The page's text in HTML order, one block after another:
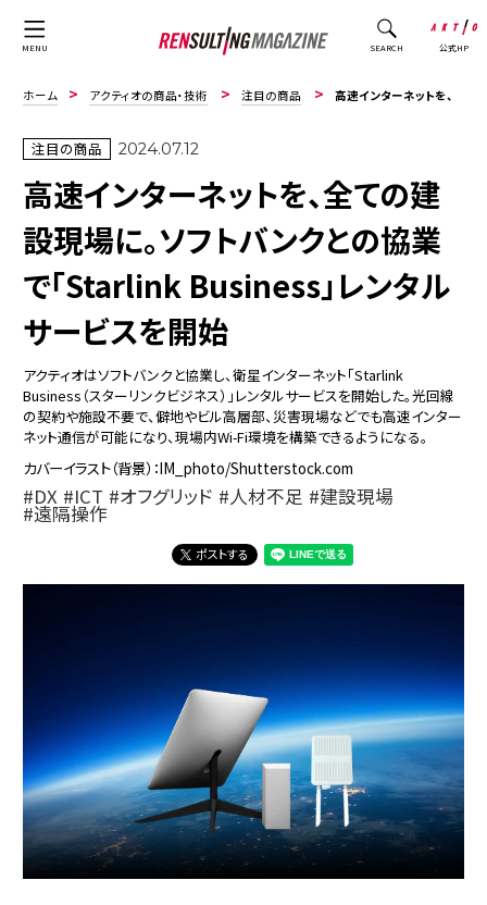
MENU SEARCH 公式HP
ホーム アクティオの商品・技術 注目の商品 高速インターネットを、全ての建設現場に。ソフトバンクとの協業で「Starlink Busine...
注目の商品 2024.07.12
高速インターネットを、全ての建
設現場に。ソフトバンクとの協業
で「Starlink Business」レンタル
サービスを開始
アクティオはソフトバンクと協業し、衛星インターネット「Starlink
Business（スターリンクビジネス）」レンタルサービスを開始した。光回線
の契約や施設不要で、僻地やビル高層部、災害現場などでも高速インター
ネット通信が可能になり、現場内Wi-Fi環境を構築できるようになる。
カバーイラスト（背景）：IM_photo/Shutterstock.com
DX ICT オフグリッド 人材不足 建設現場
遠隔操作
ポストする